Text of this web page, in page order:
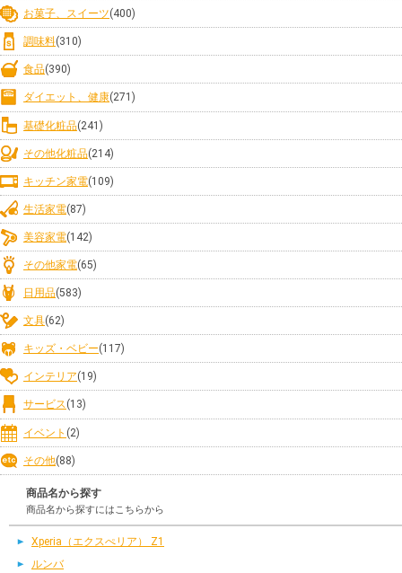
お菓子、スイーツ(400)
調味料(310)
食品(390)
ダイエット、健康(271)
基礎化粧品(241)
その他化粧品(214)
キッチン家電(109)
生活家電(87)
美容家電(142)
その他家電(65)
日用品(583)
文具(62)
キッズ・ベビー(117)
インテリア(19)
サービス(13)
イベント (2)
その他(88)
商品名から探す
商品名から探すにはこちらから
Xperia（エクスぺリア） Z1
ルンバ